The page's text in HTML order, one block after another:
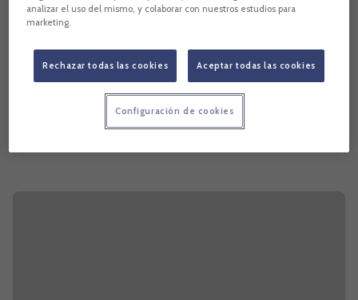
analizar el uso del mismo, y colaborar con nuestros estudios para
marketing.
Rechazar todas las cookies Aceptar todas las cookies
Configuración de cookies